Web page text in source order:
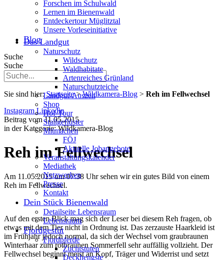
Forschen im Schulwald
Lernen im Bienenwald
Entdeckertour Müglitztal
Unsere Vorleseinitiative
Blog
Das Landgut
Naturschutz
Wildschutz
Waldhabitate
Artenreiches Grünland
Naturschutzteiche
Landgut-Auszeit
Shop
Hof-Tour
Stallgeflüster
Mitmachen
FÖJ
Aktuelle Jobangebote
Veranstaltungskalender
Mediathek
Netzwerken
Presse
Kontakt
Dein Stück Bienenwald
Detailseite Lebensraum
Lebensraum
Fjordgestüt
Fjordpferde
Zuchtstuten
Deckhengste
Suche
Suche
Sie sind hier:Startseite>Wildkamera-Blog > Reh im Fellwechsel
Instagram Linkedin
Beitrag vom 11.05.2015
in der Kategorie:Wildkamera-Blog
Reh im Fellwechsel
Am 11.05.2015 um 07:38 Uhr sehen wir ein gutes Bild von einem
Reh im Fellwechsel.
Auf den ersten Blick mag sich der Leser bei diesem Reh fragen, ob
etwas mit dem Tier nicht in Ordnung ist. Das zerzauste Haarkleid ist
im Frühjahr jedoch normal, da sich der Wechsel vom graubraunen
Winterhaar zum rotbraunen Sommerfell sehr auffällig vollzieht. Der
Fellwechsel beginnt meist an Kopf, Träger und Widerrist und setzt